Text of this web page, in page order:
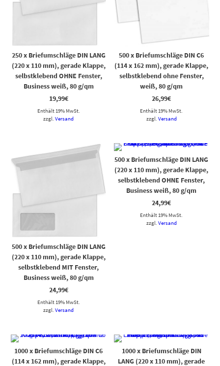
250 x Briefumschläge DIN LANG
(220 x 110 mm), gerade Klappe,
selbstklebend OHNE Fenster,
Business weiß, 80 g/qm
19,99€
Enthält 19% MwSt.
zzgl.Versand
500 x Briefumschläge DIN C6
(114 x 162 mm), gerade Klappe,
selbstklebend ohne Fenster,
weiß, 80 g/qm
26,99€
Enthält 19% MwSt.
zzgl. Versand
500 x Briefumschläge DIN LANG
(220 x 110 mm), gerade Klappe,
selbstklebend MIT Fenster,
Business weiß, 80 g/qm
24,99€
Enthält 19% MwSt.
zzgl.Versand
500 x Briefumschläge DIN LANG
(220 x 110 mm), gerade Klappe,
selbstklebend OHNE Fenster,
Business weiß, 80 g/qm
24,99€
Enthält 19% MwSt.
zzgl. Versand
1000 x Briefumschläge DIN C6
(114 x 162 mm), gerade Klappe,
1000 x Briefumschläge DIN
LANG (220 x 110 mm), gerade